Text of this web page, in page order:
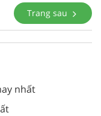
Trang sau
nhất